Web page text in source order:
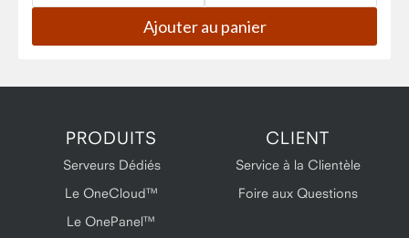
PRODUITS
Serveurs Dédiés
Le OneCloud™
Le OnePanel™
CLIENT
Service à la Clientèle
Foire aux Questions